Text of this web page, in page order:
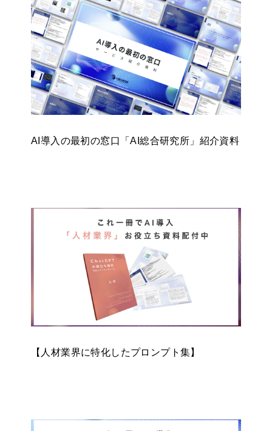
AI導入の最初の窓口「AI総合研究所」紹介資料
【人材業界に特化したプロンプト集】